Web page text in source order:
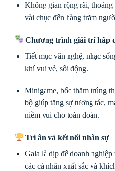
Không gian rộng rãi,
vài chục đến hàng trăm
Chương trình giải trí hấp
Tiết mục văn nghệ, nhạc
khí vui vẻ, sôi động.
Minigame, bốc thăm trúng
bộ giúp tăng sự tương tác,
niềm vui cho toàn đoàn.
Tri ân và kết nối nhân sự
Gala là dịp để doanh
các cá nhân xuất sắc và